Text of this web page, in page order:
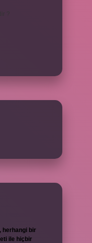
herhangi bir
ile hiçbir